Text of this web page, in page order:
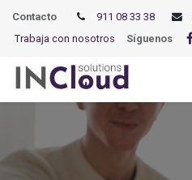
Contacto 911 08 33 38
Trabaja con nosotros
Síguenos